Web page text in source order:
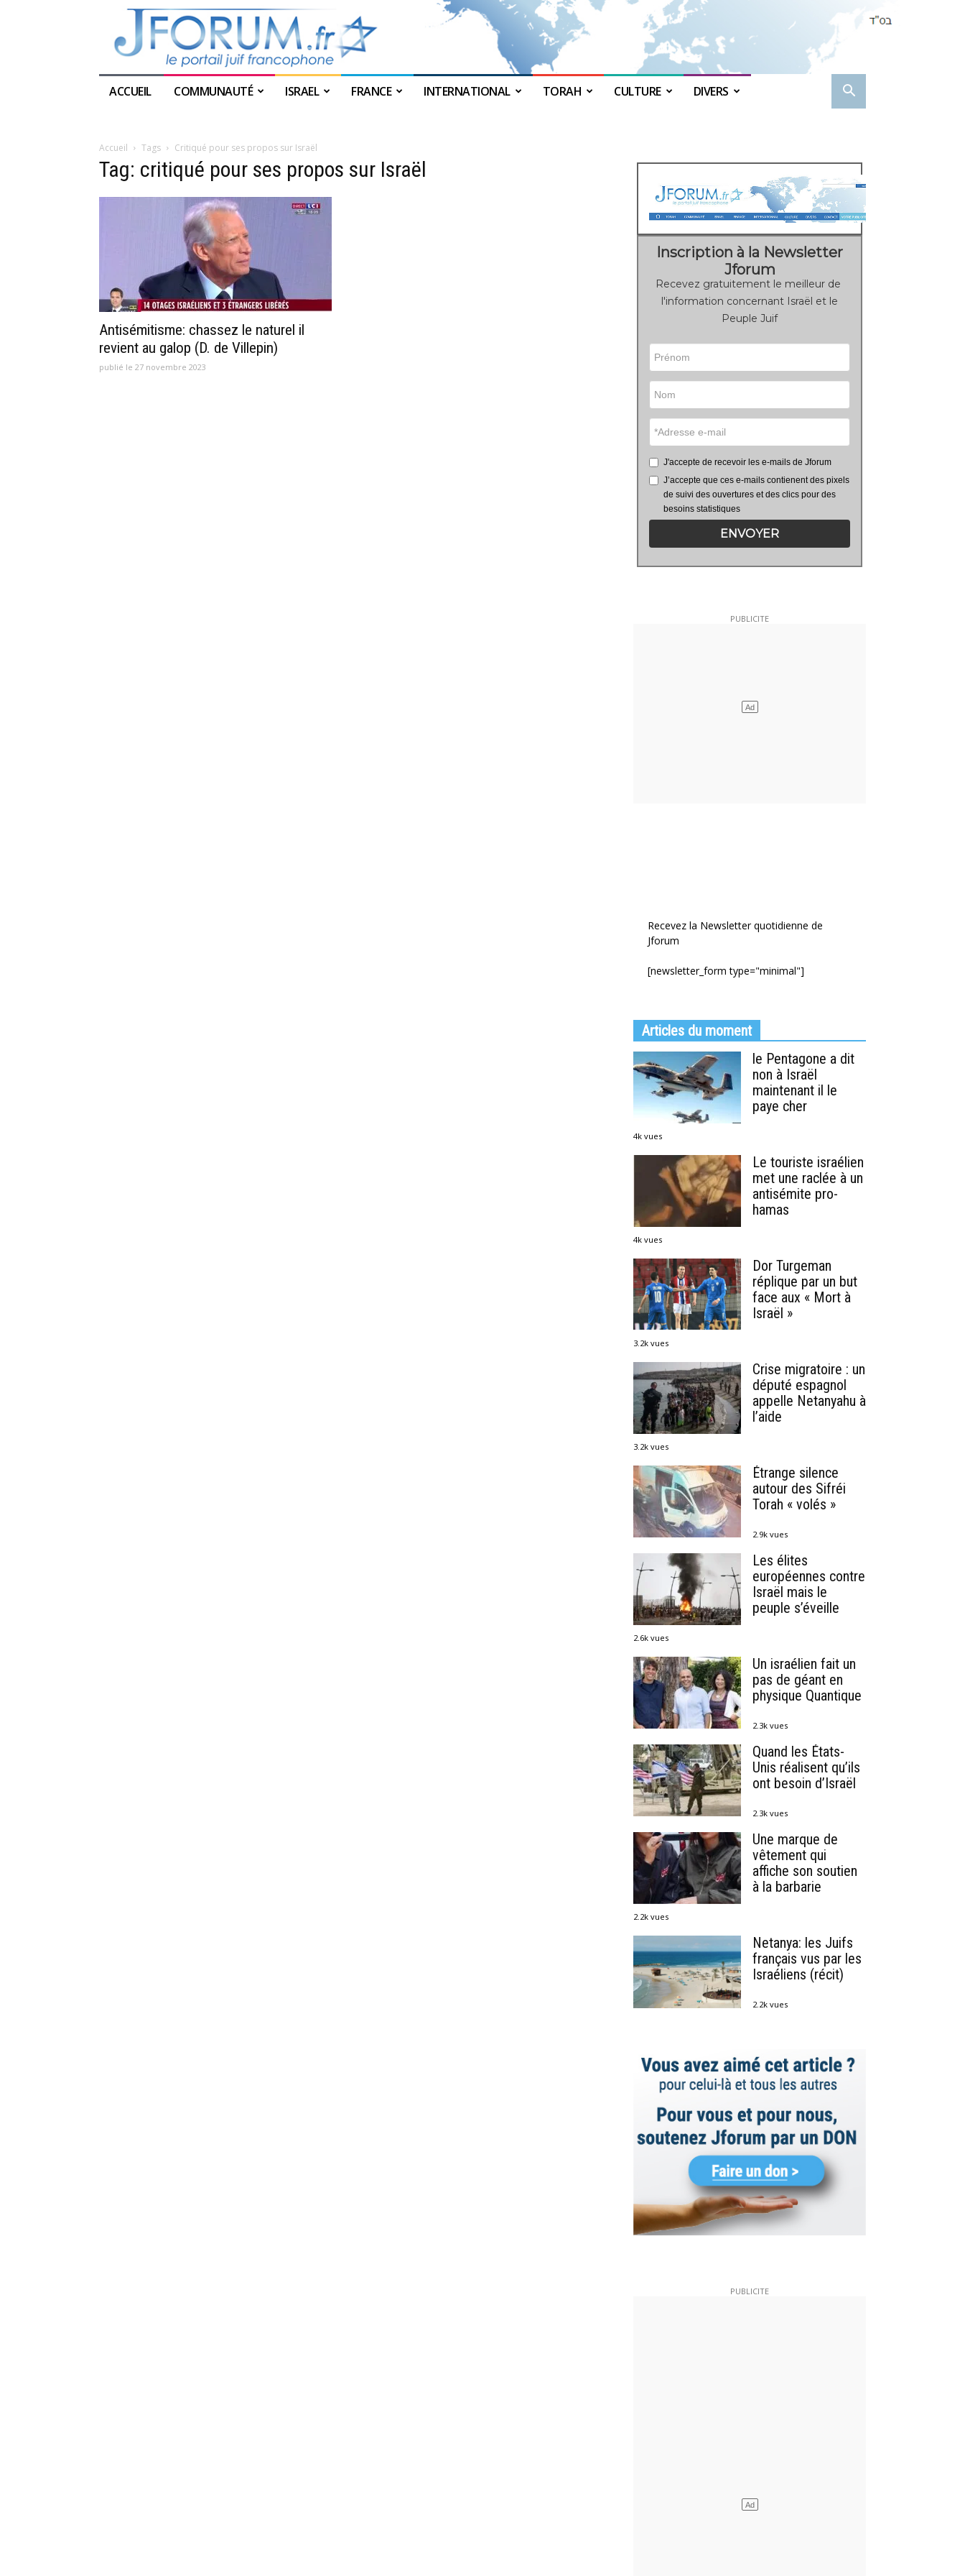
ACCUEIL COMMUNAUTÉ ISRAEL FRANCE INTERNATIONAL TORAH CULTURE DIVERS
Accueil Tags Critiqué pour ses propos sur Israël
Tag: critiqué pour ses propos sur Israël
Antisémitisme: chassez le naturel il
revient au galop (D. de Villepin)
publié le 27 novembre 2023
Inscription à la Newsletter
Jforum
Recevez gratuitement le meilleur de
l'information concernant Israël et le
Peuple Juif
J'accepte de recevoir les e-mails de Jforum
J’accepte que ces e-mails contienent des pixels
de suivi des ouvertures et des clics pour des
besoins statistiques
ENVOYER
Recevez la Newsletter quotidienne de
Jforum
[newsletter_form type="minimal"]
Articles du moment
le Pentagone a dit
non à Israël
maintenant il le
paye cher
4k vues
Le touriste israélien
met une raclée à un
antisémite pro-
hamas
4k vues
Dor Turgeman
réplique par un but
face aux « Mort à
Israël »
3.2k vues
Crise migratoire : un
député espagnol
appelle Netanyahu à
l’aide
3.2k vues
Étrange silence
autour des Sifréi
Torah « volés »
2.9k vues
Les élites
européennes contre
Israël mais le
peuple s’éveille
2.6k vues
Un israélien fait un
pas de géant en
physique Quantique
2.3k vues
Quand les États-
Unis réalisent qu’ils
ont besoin d’Israël
2.3k vues
Une marque de
vêtement qui
affiche son soutien
à la barbarie
2.2k vues
Netanya: les Juifs
français vus par les
Israéliens (récit)
2.2k vues